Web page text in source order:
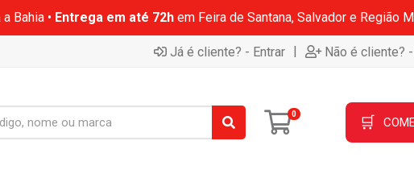
Bahia • Entrega em até 72hem Feira de Santana, Salvador e Região
Já é cliente? - Entrar | Não é cliente?
0 🛒